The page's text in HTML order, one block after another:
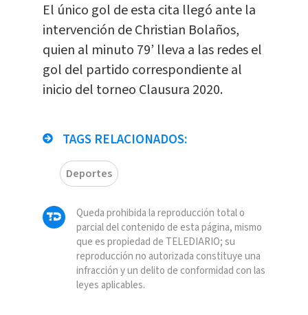
El único gol de esta cita llegó ante la
intervención de Christian Bolaños,
quien al minuto 79’ lleva a las redes el
gol del partido correspondiente al
inicio del torneo Clausura 2020.
TAGS RELACIONADOS:
Deportes
Queda prohibida la reproducción total o
parcial del contenido de esta página, mismo
que es propiedad de TELEDIARIO; su
reproducción no autorizada constituye una
infracción y un delito de conformidad con las
leyes aplicables.